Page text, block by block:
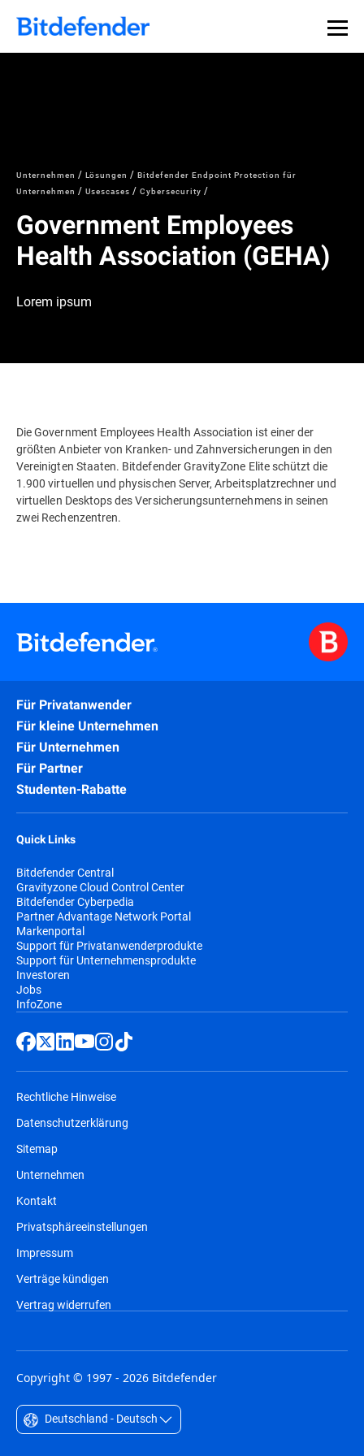
Datensouveränität in der Cybersicherheit: Live-Webinar,
30. Juli. Jetzt registrieren >>
Unternehmen Lösungen
Bitdefender Endpoint Protection für
Unternehmen
Usescases Cybersecurity
Government Employees
Health Association (GEHA)
Lorem ipsum
Die Government Employees Health Association ist einer der
größten Anbieter von Kranken- und Zahnversicherungen in den
Vereinigten Staaten. Bitdefender GravityZone Elite schützt die
1.900 virtuellen und physischen Server, Arbeitsplatzrechner und
virtuellen Desktops des Versicherungsunternehmens in seinen
zwei Rechenzentren.
Für Privatanwender
Für kleine Unternehmen
Für Unternehmen
Für Partner
Studenten-Rabatte
Quick Links
Bitdefender Central
Gravityzone Cloud Control Center
Bitdefender Cyberpedia
Partner Advantage Network Portal
Markenportal
Support für Privatanwenderprodukte
Support für Unternehmensprodukte
Investoren
Jobs
InfoZone
Rechtliche Hinweise
Datenschutzerklärung
Sitemap
Unternehmen
Kontakt
Privatsphäreeinstellungen
Impressum
Verträge kündigen
Vertrag widerrufen
Copyright © 1997 - 2026 Bitdefender
Deutschland - Deutsch